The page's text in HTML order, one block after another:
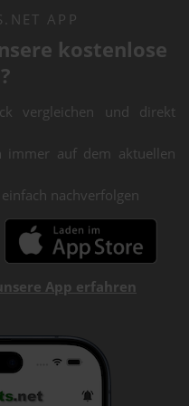
APP
kostenlose
vergleichen und direkt
immer auf dem aktuellen
nachverfolgen
App erfahren